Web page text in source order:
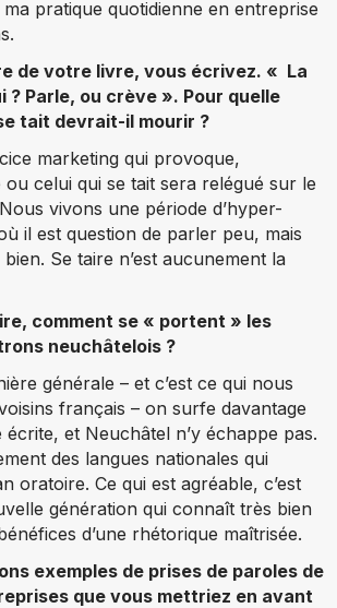
pratique quotidienne en entreprise
de votre livre, vous écrivez. « La
? Parle, ou crève ». Pour quelle
tait devrait-il mourir ?
marketing qui provoque,
ou celui qui se tait sera relégué sur le
vivons une période d’hyper-
il est question de parler peu, mais
Se taire n’est aucunement la
comment se « portent » les
neuchâtelois ?
générale – et c’est ce qui nous
français – on surfe davantage
et Neuchâtel n’y échappe pas.
des langues nationales qui
oratoire. Ce qui est agréable, c’est
génération qui connaît très bien
d’une rhétorique maîtrisée.
exemples de prises de paroles de
que vous mettriez en avant